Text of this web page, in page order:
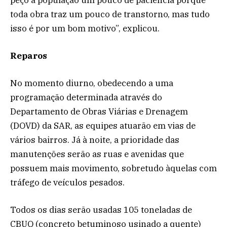
toda obra traz um pouco de transtorno, mas tudo
isso é por um bom motivo”, explicou.
Reparos
No momento diurno, obedecendo a uma
programação determinada através do
Departamento de Obras Viárias e Drenagem
(DOVD) da SAR, as equipes atuarão em vias de
vários bairros. Já à noite, a prioridade das
manutenções serão as ruas e avenidas que
possuem mais movimento, sobretudo àquelas com
tráfego de veículos pesados.
Todos os dias serão usadas 105 toneladas de
CBUQ (concreto betuminoso usinado a quente)